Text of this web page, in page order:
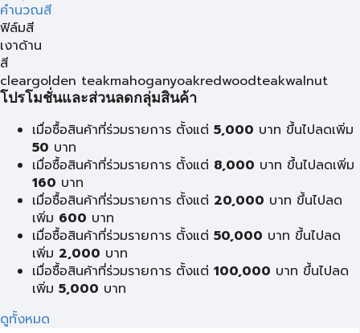
คำนวณสี
ฟิล์มสี
เงาด้าน
สี
cleargolden teakmahoganyoakredwoodteakwalnut
โปรโมชั่นและส่วนลดกลุ่มสินค้า
เมื่อซื้อสินค้าที่ร่วมรายการ ตั้งแต่ 5,000 บาท ขึ้นไปลดเพิ่ม
50 บาท
เมื่อซื้อสินค้าที่ร่วมรายการ ตั้งแต่ 8,000 บาท ขึ้นไปลดเพิ่ม
160 บาท
เมื่อซื้อสินค้าที่ร่วมรายการ ตั้งแต่ 20,000 บาท ขึ้นไปลด
เพิ่ม 600 บาท
เมื่อซื้อสินค้าที่ร่วมรายการ ตั้งแต่ 50,000 บาท ขึ้นไปลด
เพิ่ม 2,000 บาท
เมื่อซื้อสินค้าที่ร่วมรายการ ตั้งแต่ 100,000 บาท ขึ้นไปลด
เพิ่ม 5,000 บาท
ดูทั้งหมด